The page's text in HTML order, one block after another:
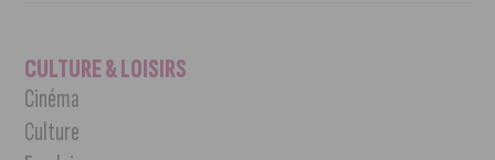
CULTURE & LOISIRS
Cinéma
Culture